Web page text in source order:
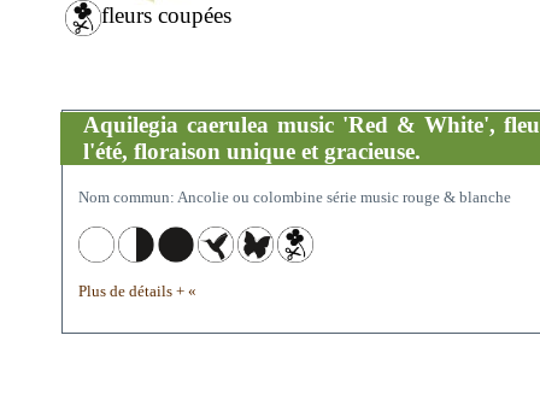
fleurs coupées
Aquilegia caerulea music 'Red & White',
l'été, floraison unique et gracieuse.
Nom commun: Ancolie ou colombine série music rouge & blanche
Plus de détails + «